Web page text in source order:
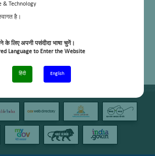
& Technology
है।
के लिए अपनी पसंदीदा भाषा चुनें।
Language to Enter the Website
हिंदी English